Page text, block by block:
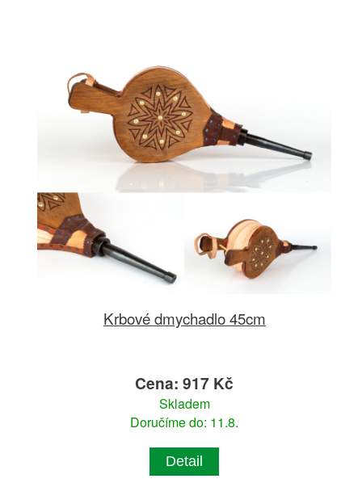
Krbové dmychadlo 45cm
Cena: 917 Kč
Skladem
Doručíme do: 11.8.
Detail